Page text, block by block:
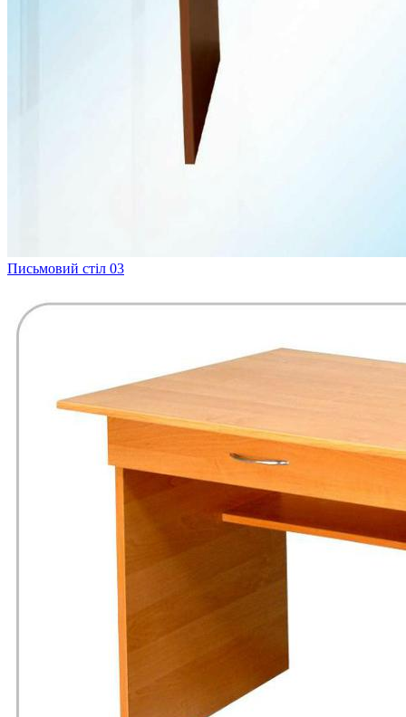
Письмовий стіл 03